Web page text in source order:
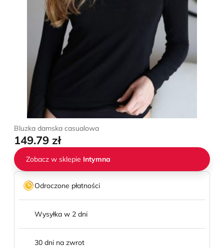
Bluzka damska casualowa
149.79 zł
Zobacz w sklepie Intymna
Odroczone płatności
Wysyłka w 2 dni
30 dni na zwrot